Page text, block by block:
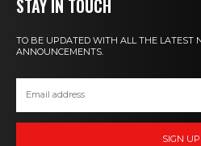
STAY IN TOUCH
TO BE UPDATED WITH ALL THE LATEST
ANNOUNCEMENTS.
SIGN UP